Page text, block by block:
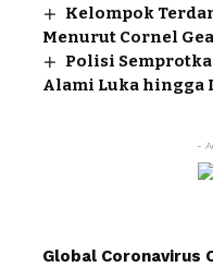
Kelompok
Menurut Cornel Gea
Polisi
Alami Luka hingga
-
Global Coronavirus